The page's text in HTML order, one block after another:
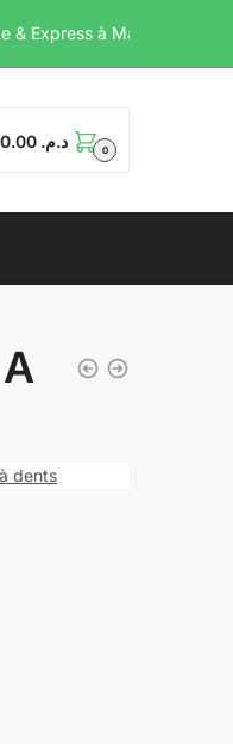
&
د.م. 0.00 0
dents